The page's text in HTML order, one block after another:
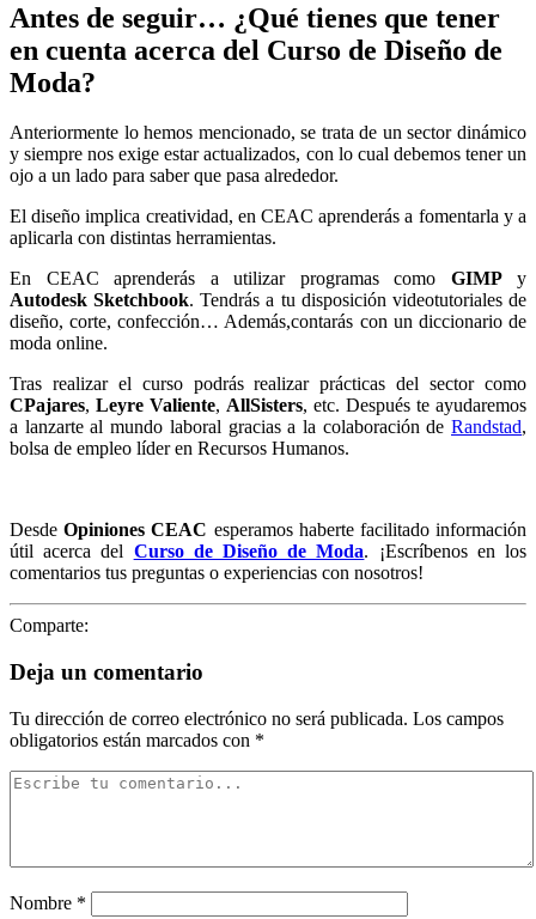
Antes de seguir… ¿Qué tienes que tener
en cuenta acerca del Curso de Diseño de
Moda?
Anteriormente lo hemos mencionado, se trata de un sector dinámico
y siempre nos exige estar actualizados, con lo cual debemos tener un
ojo a un lado para saber que pasa alrededor.
El diseño implica creatividad, en CEAC aprenderás a fomentarla y a
aplicarla con distintas herramientas.
En CEAC aprenderás a utilizar programas como GIMPy
Autodesk Sketchbook. Tendrás a tu disposición videotutoriales de
diseño, corte, confección… Además,contarás con un diccionario de
moda online.
Tras realizar el curso podrás realizar prácticas del sector como
CPajares, Leyre Valiente, AllSisters, etc. Después te ayudaremos
a lanzarte al mundo laboral gracias a la colaboración de Randstad,
bolsa de empleo líder en Recursos Humanos.
DesdeOpiniones CEAC esperamos haberte facilitado información
útil acerca del Curso de Diseño de Moda. ¡Escríbenos en los
comentarios tus preguntas o experiencias con nosotros!
Comparte:
Deja un comentario
Tu dirección de correo electrónico no será publicada. Los campos
obligatorios están marcados con *
Nombre *